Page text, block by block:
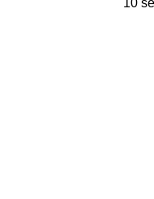
10